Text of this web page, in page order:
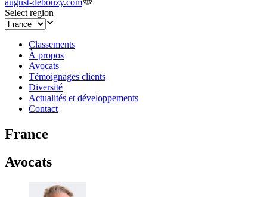
august-debouzy.com
Select region
Classements
À propos
Avocats
Témoignages clients
Diversité
Actualités et développements
Contact
France
Avocats